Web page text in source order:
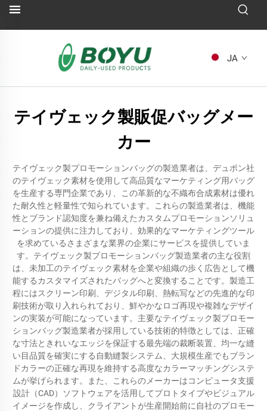
JA
テイヴェック製販促バッグメー
カー
テイヴェック製プロモーションバッグの製造業者は、デュポン社
のテイヴェック素材を使用して高品質なマーケティング用バッグ
を生産する専門企業であり、この革新的な不織布合成素材は優れ
た耐久性と軽量性で知られています。これらの製造業者は、機能
性とブランド認知度を兼ね備えたカスタムプロモーションソリュ
ーションの提供に注力しており、効果的なマーケティングツール
を求めているさまざまな業界の企業にサービスを提供していま
す。テイヴェック製プロモーションバッグ製造業者の主な役割
は、未加工のテイヴェック素材を企業や組織の歩く広告として機
能するカスタマイズされたバッグへと変換することです。製造工
程にはスクリーン印刷、デジタル印刷、熱転写などの先進的な印
刷技術が取り入れられており、鮮やかなロゴ再現や複雑なデザイ
ンの実装が可能になっています。主要なテイヴェック製プロモー
ションバッグ製造業者が採用している技術的特徴としては、正確
な寸法ときれいなエッジを保証する最先端の裁断装置、均一な縫
い目品質を確実にする自動縫製システム、大規模生産でもブラン
ドカラーの正確な再現を維持する高度なカラーマッチングシステ
ムが挙げられます。また、これらのメーカーはコンピュータ支援
設計（CAD）ソフトウェアを活用してプロトタイプやビジュアル
イメージを作成し、クライアントが生産開始前に自社のプロモー